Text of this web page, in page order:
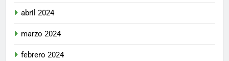
abril 2024
marzo 2024
febrero 2024